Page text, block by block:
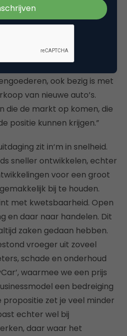
grote
toe tot de leasemarkt.
Spanje actief met private
daar al gedraaid.
zich nu nog richt op
ook bezig is met
van nieuwe auto’s.
die de markt op komen, die
positie kunnen krijgen.”
zit in‘m in snelheid.
sneller ontwikkelen, echter
voor een groot
bij te houden.
met kwetsbaarheid. Open
en daar naar handelen. Dit
zaken gedaan hebben.
vroeger uit zoveel
schade en onderhoud
waarmee we een prijs
een bedreiging
propositie zet je veel minder
echter wel bij
daar waar het